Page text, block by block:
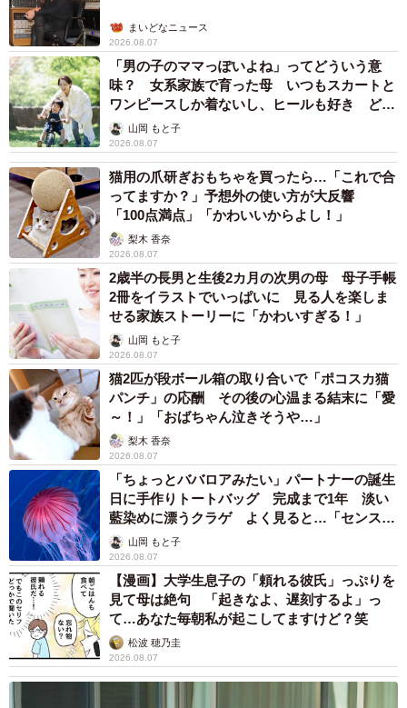
6/10
ちんまりと体重測定の台に収まるユキ。11月のお籠り開始時は306キロ。
半年で約90キロも増やして出産を待ちました（2020年11月16日、男鹿水
族館GAO提供）
－ユキも11月中旬からずっと絶食しているんですよね。
「水分以外は何も食べず、赤ちゃんに母乳を与えていま
す。ユキは春先からずっと食欲があったのでエサを増やし
体重は５月下旬に218キロ、お籠り直前の11月には306キロ
と順調に増えました。今は飼育員も全くバックヤードには
近付きませんが、様子を見ながら２月中にはエサやりに行
くと思います。赤ちゃんは生後約２カ月で歩き始め、歩い
てから10日もすると走るようになり、自分で産室から出る
ようになります」
◇ ◇
ユキは姫路での出産経験を含めると今回が3度目ですが、
赤ちゃんが無事に成長しているのは初めて。寝床を整える
ためのチップ掘りが豪快で赤ちゃんが一瞬埋まる様子に
は、動画のコメント欄も大爆笑。この一件以来「大雑
把？」とも言われていますが、赤ちゃんが眠るとぐっすり
眠り、巨体で押しつぶさないよう器用に寝返りを打ち、赤
ちゃんがぐずると鼻先を寄せて優しく舐めて落ち着かせま
まいどなニュース
2026.08.07
「男の子のママっぽいよね」ってどういう意
味？ 女系家族で育った母 いつもスカートと
ワンピースしか着ないし、ヒールも好き どの
へんが…
山岡 もと子
2026.08.07
猫用の爪研ぎおもちゃを買ったら…「これで合
ってますか？」予想外の使い方が大反響
「100点満点」「かわいいからよし！」
梨木 香奈
2026.08.07
2歳半の長男と生後2カ月の次男の母 母子手帳
2冊をイラストでいっぱいに 見る人を楽しま
せる家族ストーリーに「かわいすぎる！」
山岡 もと子
2026.08.07
猫2匹が段ボール箱の取り合いで「ポコスカ猫
パンチ」の応酬 その後の心温まる結末に「愛
～！」「おばちゃん泣きそうや…」
梨木 香奈
2026.08.07
「ちょっとババロアみたい」パートナーの誕生
日に手作りトートバッグ 完成まで1年 淡い
藍染めに漂うクラゲ よく見ると…「センスす
ごい」山岡 もと子
2026.08.07
【漫画】大学生息子の「頼れる彼氏」っぷりを
見て母は絶句 「起きなよ、遅刻するよ」っ
て…あなた毎朝私が起こしてますけど？笑
松波 穂乃圭
2026.08.07